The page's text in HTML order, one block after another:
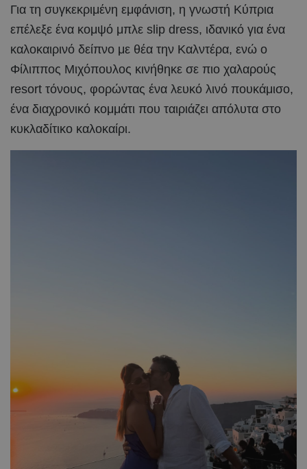
Για τη συγκεκριμένη εμφάνιση, η γνωστή Κύπρια
επέλεξε ένα κομψό μπλε slip dress, ιδανικό για ένα
καλοκαιρινό δείπνο με θέα την Καλντέρα, ενώ ο
Φίλιππος Μιχόπουλος κινήθηκε σε πιο χαλαρούς
resort τόνους, φορώντας ένα λευκό λινό πουκάμισο,
ένα διαχρονικό κομμάτι που ταιριάζει απόλυτα στο
κυκλαδίτικο καλοκαίρι.